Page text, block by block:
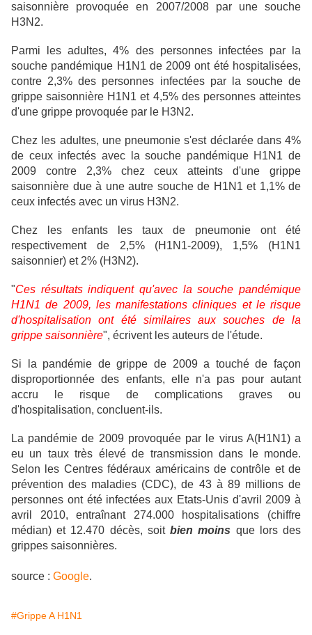
saisonnière provoquée en 2007/2008 par une souche
H3N2.
Parmi les adultes, 4% des personnes infectées par la
souche pandémique H1N1 de 2009 ont été hospitalisées,
contre 2,3% des personnes infectées par la souche de
grippe saisonnière H1N1 et 4,5% des personnes atteintes
d'une grippe provoquée par le H3N2.
Chez les adultes, une pneumonie s'est déclarée dans 4%
de ceux infectés avec la souche pandémique H1N1 de
2009 contre 2,3% chez ceux atteints d'une grippe
saisonnière due à une autre souche de H1N1 et 1,1% de
ceux infectés avec un virus H3N2.
Chez les enfants les taux de pneumonie ont été
respectivement de 2,5% (H1N1-2009), 1,5% (H1N1
saisonnier) et 2% (H3N2).
"Ces résultats indiquent qu'avec la souche pandémique
H1N1 de 2009, les manifestations cliniques et le risque
d'hospitalisation ont été similaires aux souches de la
grippe saisonnière", écrivent les auteurs de l'étude.
Si la pandémie de grippe de 2009 a touché de façon
disproportionnée des enfants, elle n'a pas pour autant
accru le risque de complications graves ou
d'hospitalisation, concluent-ils.
La pandémie de 2009 provoquée par le virus A(H1N1) a
eu un taux très élevé de transmission dans le monde.
Selon les Centres fédéraux américains de contrôle et de
prévention des maladies (CDC), de 43 à 89 millions de
personnes ont été infectées aux Etats-Unis d'avril 2009 à
avril 2010, entraînant 274.000 hospitalisations (chiffre
médian) et 12.470 décès, soitbien moins que lors des
grippes saisonnières.
source : Google.
#Grippe A H1N1